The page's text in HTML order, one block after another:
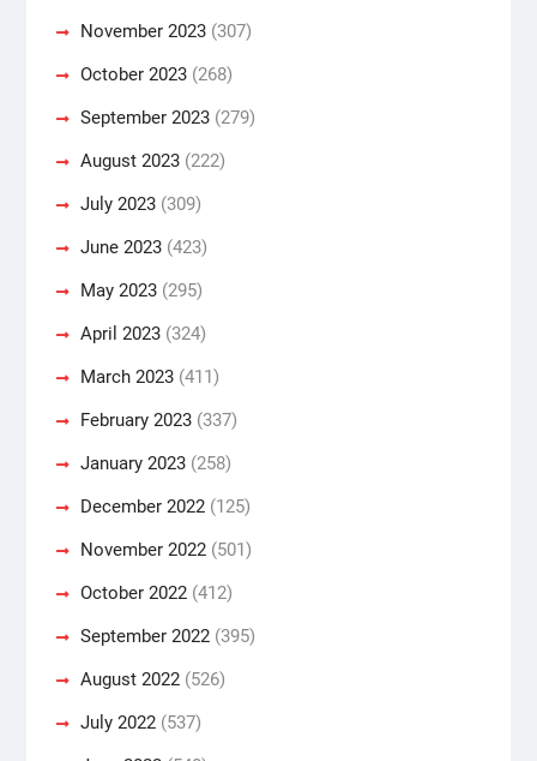
November 2023(307)
October 2023(268)
September 2023(279)
August 2023(222)
July 2023(309)
June 2023(423)
May 2023(295)
April 2023(324)
March 2023(411)
February 2023(337)
January 2023(258)
December 2022(125)
November 2022(501)
October 2022(412)
September 2022(395)
August 2022(526)
July 2022(537)